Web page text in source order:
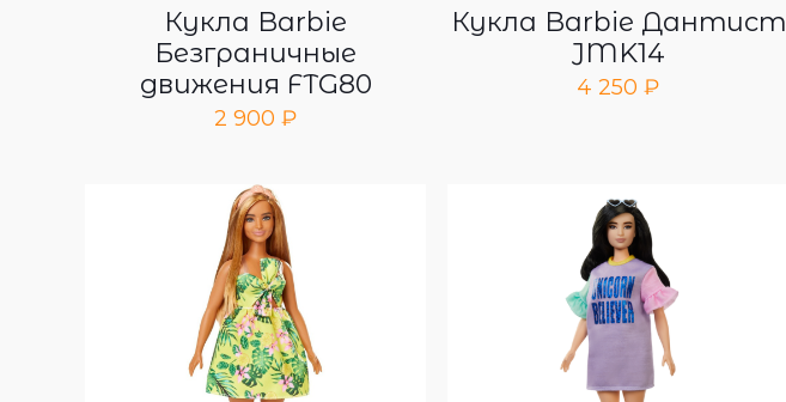
Кукла Barbie
Безграничные
движения FTG80
2 900 ₽
Кукла Barbie Дантист
JMK14
4 250₽